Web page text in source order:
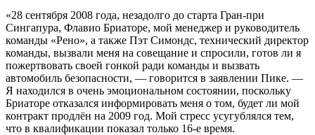
«28 сентября 2008 года, незадолго до старта Гран-при
Сингапура, Флавио Бриаторе, мой менеджер и руководитель
команды «Рено», а также Пэт Симондс, технический директор
команды, вызвали меня на совещание и спросили, готов ли я
пожертвовать своей гонкой ради команды и вызвать
автомобиль безопасности, — говорится в заявлении Пике. —
Я находился в очень эмоциональном состоянии, поскольку
Бриаторе отказался информировать меня о том, будет ли мой
контракт продлён на 2009 год. Мой стресс усугублялся тем,
что в квалификации показал только 16-е время.